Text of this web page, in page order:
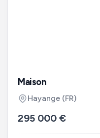
Maison
Hayange (FR)
295 000 €